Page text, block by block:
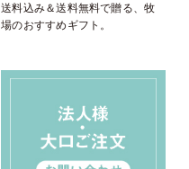
送料込み＆送料無料で贈る、牧
場のおすすめギフト。